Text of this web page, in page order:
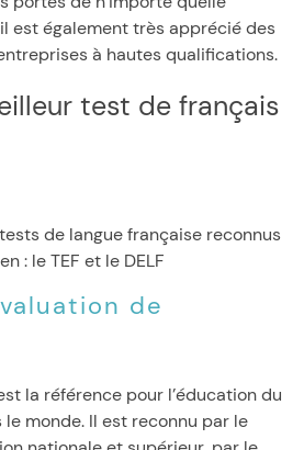
est également très apprécié des
à hautes qualifications.
de langue française reconnus
: le TEF et le DELF
de
la référence pour l’éducation du
monde. Il est reconnu par le